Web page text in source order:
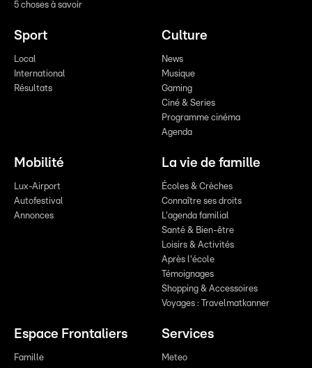
5 choses à savoir
Sport
Local
International
Résultats
Culture
News
Musique
Gaming
Ciné & Series
Programme cinéma
Agenda
Mobilité
Lux-Airport
Autofestival
Annonces
La vie de famille
Écoles & Crèches
Connaître ses droits
L'agenda familial
Santé & Bien-être
Loisirs & Activités
Après l'école
Témoignages
Shopping & Accessoires
Voyages : Travelmatkanner
Espace Frontaliers
Famille
Services
Meteo